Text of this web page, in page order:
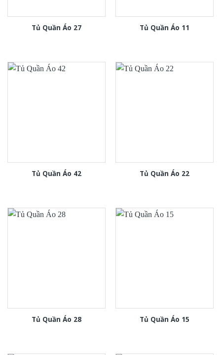
Tủ Quần Áo 27 Tủ Quần Áo 11
Tủ Quần Áo 42 Tủ Quần Áo 22
Tủ Quần Áo 28 Tủ Quần Áo 15